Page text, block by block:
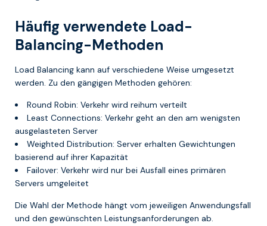
Häufig verwendete Load-
Balancing-Methoden
Load Balancing kann auf verschiedene Weise umgesetzt
werden. Zu den gängigen Methoden gehören:
Round Robin: Verkehr wird reihum verteilt
Least Connections: Verkehr geht an den am wenigsten
ausgelasteten Server
Weighted Distribution: Server erhalten Gewichtungen
basierend auf ihrer Kapazität
Failover: Verkehr wird nur bei Ausfall eines primären
Servers umgeleitet
Die Wahl der Methode hängt vom jeweiligen Anwendungsfall
und den gewünschten Leistungsanforderungen ab.